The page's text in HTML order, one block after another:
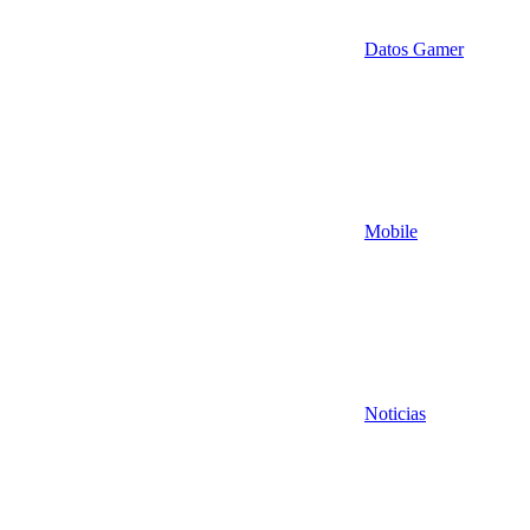
Datos Gamer
Mobile
Noticias